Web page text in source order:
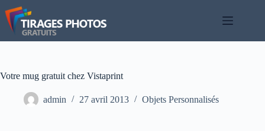
Passer
au
contenu
Votre mug gratuit chez Vistaprint
admin 27 avril 2013 Objets Personnalisés